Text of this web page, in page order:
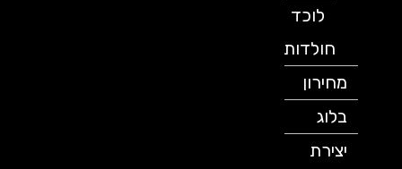
לוכד
חולדות
מחירון
בלוג
יצירת